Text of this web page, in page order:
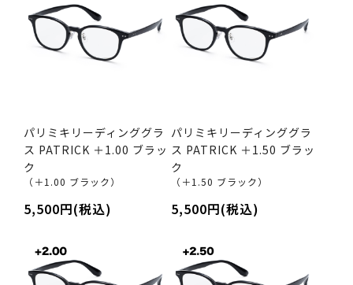
パリミキリーディンググラ
ス PATRICK ＋1.00 ブラッ
ク
（＋1.00 ブラック）
5,500円(税込)
パリミキリーディンググラ
ス PATRICK ＋1.50 ブラッ
ク
（＋1.50 ブラック）
5,500円(税込)